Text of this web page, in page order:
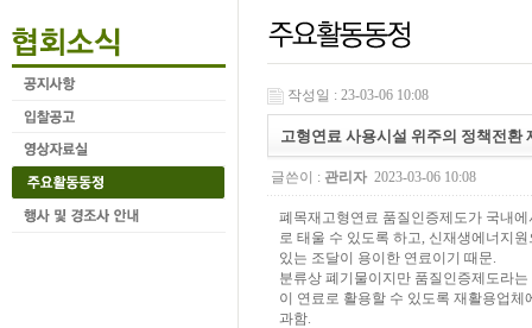
작성일 : 23-03-06 10:08
고형연료 사용시설 위주의 정책전환
글쓴이 : 관리자 2023-03-06 10:08
폐목재고형연료 품질인증제도가 국내
로 태울 수 있도록 하고, 신재생에너지
있는 조달이 용이한 연료이기 때문.
분류상 폐기물이지만 품질인증제도라
이 연료로 활용할 수 있도록 재활용업
과함.